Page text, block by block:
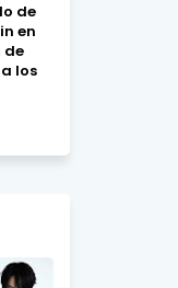
de
en
de
los